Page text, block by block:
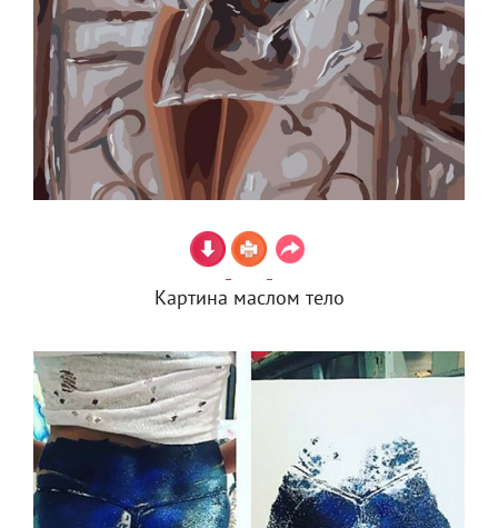
Картина маслом тело